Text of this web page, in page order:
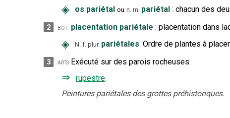
◈ os pariétal ou n. m. pariétal : chacun des
2 bot. placentation pariétale : placentation dans
◈ N. f. plur. pariétales. Ordre de plantes à
3 arts Exécuté sur des parois rocheuses.
⇒ rupestre.
Peintures pariétales des grottes préhistoriques.